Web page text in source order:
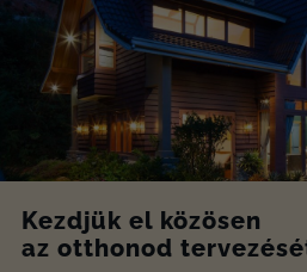
Kezdjük el közösen
az otthonod